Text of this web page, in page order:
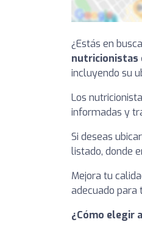
¿Estás en
nutricionistas
incluyendo su
Los
informadas y
Si deseas
listado, donde
Mejora tu
adecuado para
¿Cómo elegir